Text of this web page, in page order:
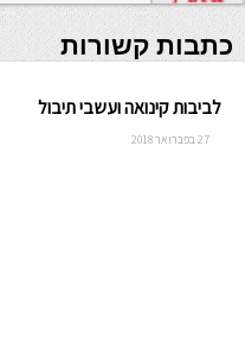
כתבות קשורות
לביבות קינואה ועשבי תיבול
27 בפברואר 2018